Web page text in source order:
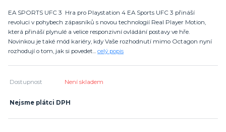
EA SPORTS UFC 3 Hra pro Playstation 4 EA Sports UFC 3 přináší
revoluci v pohybech zápasníků s novou technologií Real Player Motion,
která přináší plynulé a velice responzivní ovládání postavy ve hře.
Novinkou je také mód kariéry, kdy Vaše rozhodnutí mimo Octagon nyní
rozhodují o tom, jak si povedet... celý popis
Dostupnost Není skladem
Nejsme plátci DPH